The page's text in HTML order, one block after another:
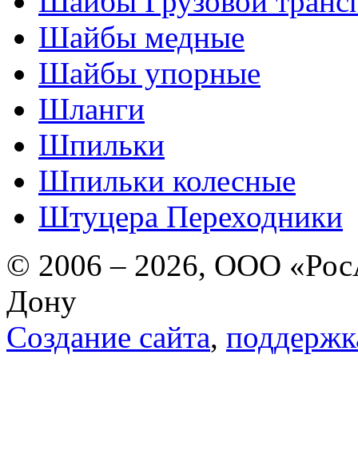
Шайбы медные
Шайбы упорные
Шланги
Шпильки
Шпильки колесные
Штуцера Переходники
© 2006 – 2026, ООО
Дону
Создание сайта,